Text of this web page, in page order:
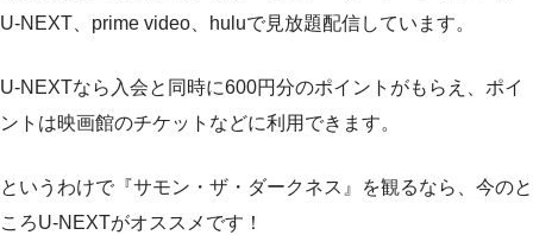
U-NEXT、prime video、huluで見放題配信しています。
U-NEXTなら入会と同時に600円分のポイントがもらえ、ポイ
ントは映画館のチケットなどに利用できます。
というわけで『サモン・ザ・ダークネス』を観るなら、今のと
ころU-NEXTがオススメです！